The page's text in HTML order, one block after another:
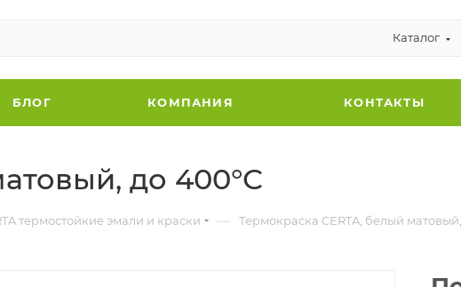
Каталог
БЛОГ КОМПАНИЯ КОНТАКТЫ
до 400°С
термостойкие эмали и краски — Термокраска CERTA, белый